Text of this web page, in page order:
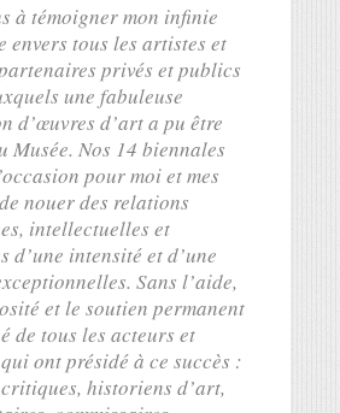
à témoigner mon infinie
envers tous les artistes et
privés et publics
une fabuleuse
d’œuvres d’art a pu être
Musée. Nos 14 biennales
pour moi et mes
nouer des relations
intellectuelles et
d’une intensité et d’une
Sans l’aide,
et le soutien permanent
de tous les acteurs et
ont présidé à ce succès :
historiens d’art,